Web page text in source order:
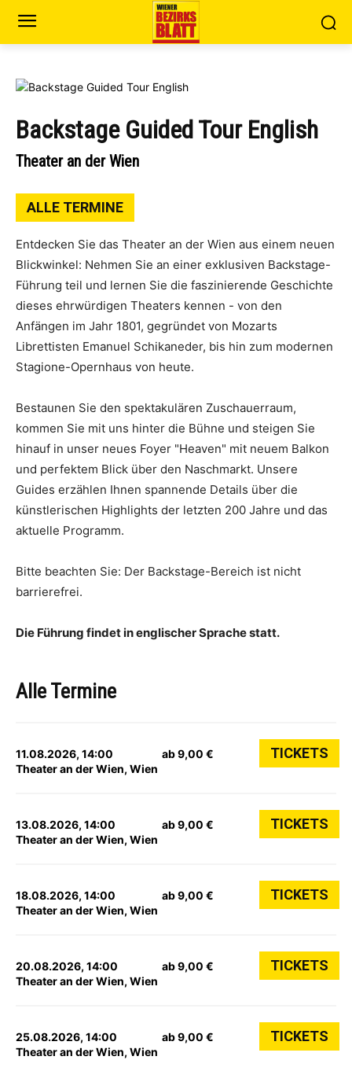
Backstage Guided Tour English
Theater an der Wien
ALLE TERMINE
Entdecken Sie das Theater an der Wien aus einem neuen
Blickwinkel: Nehmen Sie an einer exklusiven Backstage-
Führung teil und lernen Sie die faszinierende Geschichte
dieses ehrwürdigen Theaters kennen - von den
Anfängen im Jahr 1801, gegründet von Mozarts
Librettisten Emanuel Schikaneder, bis hin zum modernen
Stagione-Opernhaus von heute.
Bestaunen Sie den spektakulären Zuschauerraum,
kommen Sie mit uns hinter die Bühne und steigen Sie
hinauf in unser neues Foyer "Heaven" mit neuem Balkon
und perfektem Blick über den Naschmarkt. Unsere
Guides erzählen Ihnen spannende Details über die
künstlerischen Highlights der letzten 200 Jahre und das
aktuelle Programm.
Bitte beachten Sie: Der Backstage-Bereich ist nicht
barrierefrei.
Die Führung findet in englischer Sprache statt.
Alle Termine
11.08.2026, 14:00
Theater an der Wien, Wien
ab 9,00 € TICKETS
13.08.2026, 14:00
Theater an der Wien, Wien
ab 9,00 € TICKETS
18.08.2026, 14:00
Theater an der Wien, Wien
ab 9,00 € TICKETS
20.08.2026, 14:00
Theater an der Wien, Wien
ab 9,00 € TICKETS
25.08.2026, 14:00
Theater an der Wien, Wien
ab 9,00 € TICKETS